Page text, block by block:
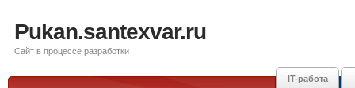
Pukan.santexvar.ru
Сайт в процессе разработки
IT-работа